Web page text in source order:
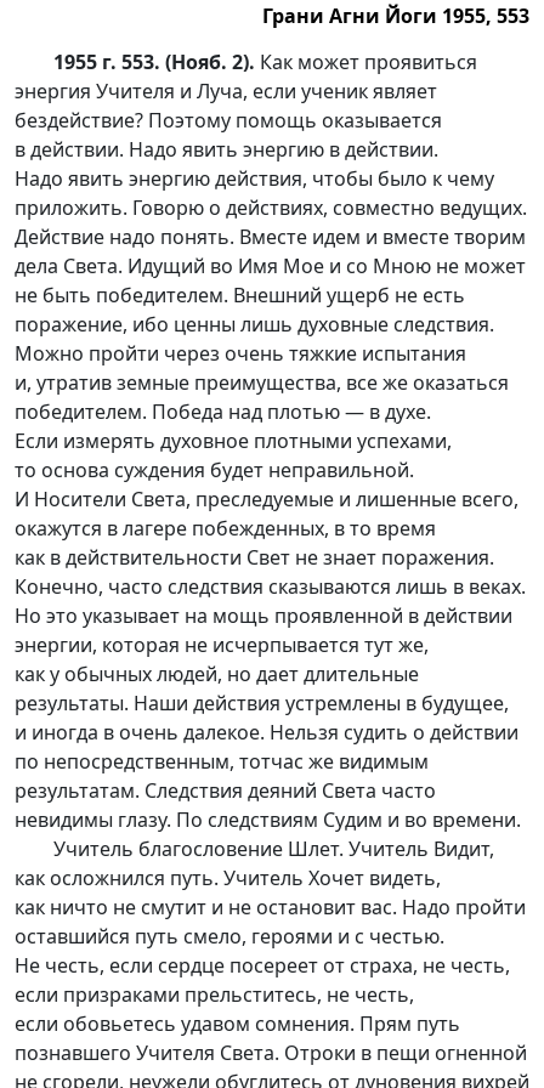
Грани Агни Йоги 1955, 553
1955 г. 553. (Нояб. 2). Как может проявиться
энергия Учителя и Луча, если ученик являет
бездействие? Поэтому помощь оказывается
в действии. Надо явить энергию в действии.
Надо явить энергию действия, чтобы было к чему
приложить. Говорю о действиях, совместно ведущих.
Действие надо понять. Вместе идем и вместе творим
дела Света. Идущий во Имя Мое и со Мною не может
не быть победителем. Внешний ущерб не есть
поражение, ибо ценны лишь духовные следствия.
Можно пройти через очень тяжкие испытания
и, утратив земные преимущества, все же оказаться
победителем. Победа над плотью — в духе.
Если измерять духовное плотными успехами,
то основа суждения будет неправильной.
И Носители Света, преследуемые и лишенные всего,
окажутся в лагере побежденных, в то время
как в действительности Свет не знает поражения.
Конечно, часто следствия сказываются лишь в веках.
Но это указывает на мощь проявленной в действии
энергии, которая не исчерпывается тут же,
как у обычных людей, но дает длительные
результаты. Наши действия устремлены в будущее,
и иногда в очень далекое. Нельзя судить о действии
по непосредственным, тотчас же видимым
результатам. Следствия деяний Света часто
невидимы глазу. По следствиям Судим и во времени.
Учитель благословение Шлет. Учитель Видит,
как осложнился путь. Учитель Хочет видеть,
как ничто не смутит и не остановит вас. Надо пройти
оставшийся путь смело, героями и с честью.
Не честь, если сердце посереет от страха, не честь,
если призраками прельститесь, не честь,
если обовьетесь удавом сомнения. Прям путь
познавшего Учителя Света. Отроки в пещи огненной
не сгорели, неужели обуглитесь от дуновения вихрей